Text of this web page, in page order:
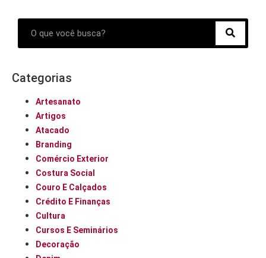
Categorias
Artesanato
Artigos
Atacado
Branding
Comércio Exterior
Costura Social
Couro E Calçados
Crédito E Finanças
Cultura
Cursos E Seminários
Decoração